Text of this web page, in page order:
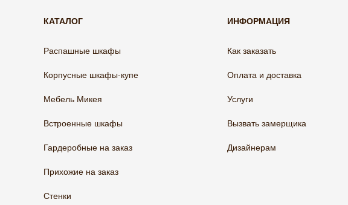
КАТАЛОГ
Распашные шкафы
Корпусные шкафы-купе
Мебель Микея
Встроенные шкафы
Гардеробные на заказ
Прихожие на заказ
Стенки
ИНФОРМАЦИЯ
Как заказать
Оплата и доставка
Услуги
Вызвать замерщика
Дизайнерам